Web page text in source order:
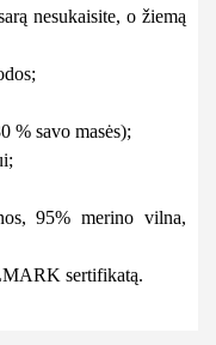
nesukaisite, o žiemą
% savo masės);
95% merino vilna,
sertifikatą.